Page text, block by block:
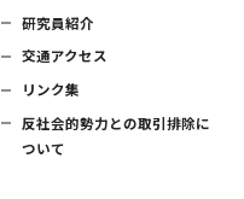
研究員紹介
交通アクセス
リンク集
反社会的勢力との取引排除に
ついて